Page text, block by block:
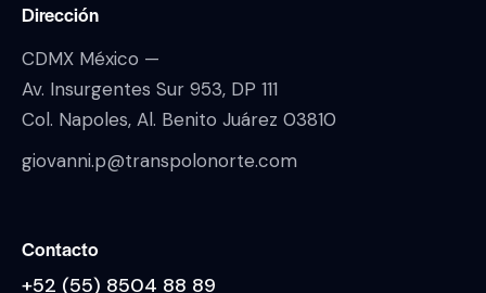
Dirección
CDMX México —
Av. Insurgentes Sur 953, DP 111
Col. Napoles, Al. Benito Juárez 03810
giovanni.p@transpolonorte.com
Contacto
+52 (55) 8504 88 89